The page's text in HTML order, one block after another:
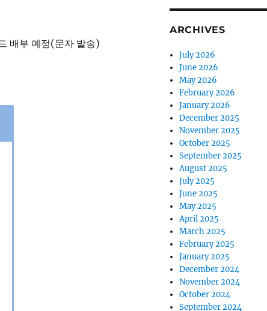
배부 예정(문자 발송)
ARCHIVES
July 2026
June 2026
May 2026
February 2026
January 2026
December 2025
November 2025
October 2025
September 2025
August 2025
July 2025
June 2025
May 2025
April 2025
March 2025
February 2025
January 2025
December 2024
November 2024
October 2024
September 2024